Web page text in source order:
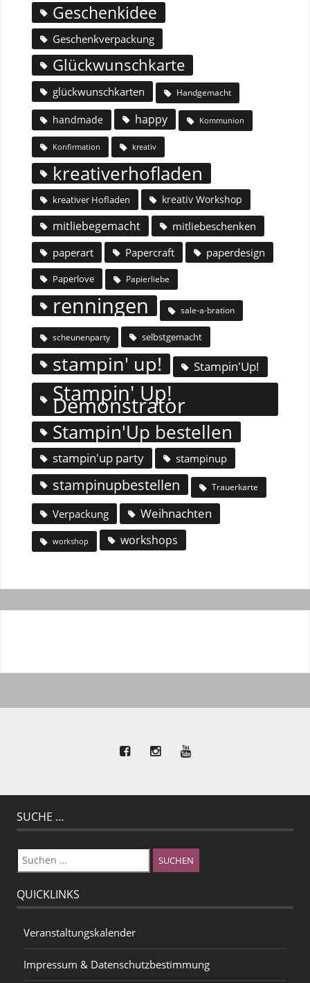
Geschenkidee
Geschenkverpackung
Glückwunschkarte
glückwunschkarten Handgemacht
handmade happy Kommunion
Konfirmation kreativ
kreativerhofladen
kreativer Hofladen kreativ Workshop
mitliebegemacht
mitliebeschenken
paperart
Papercraft paperdesign
Paperlove Papierliebe
renningen sale-a-bration
scheunenparty selbstgemacht
stampin' up! Stampin'Up!
Stampin' Up!
Demonstrator
Stampin'Up bestellen
stampin'up party stampinup
stampinupbestellen Trauerkarte
Verpackung Weihnachten
workshop workshops
SUCHE …
Suchen
nach:
QUICKLINKS
Veranstaltungskalender
Impressum & Datenschutzbestimmung